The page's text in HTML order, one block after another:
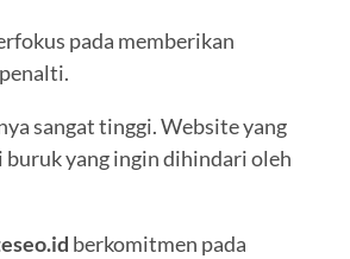
pada memberikan
sangat tinggi. Website yang
buruk yang ingin dihindari oleh
berkomitmen pada